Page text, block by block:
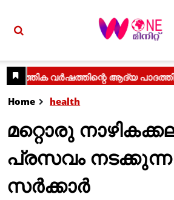
Home health
മറ്റൊരു
പ്രസവം
സര്‍ക്കാര്‍